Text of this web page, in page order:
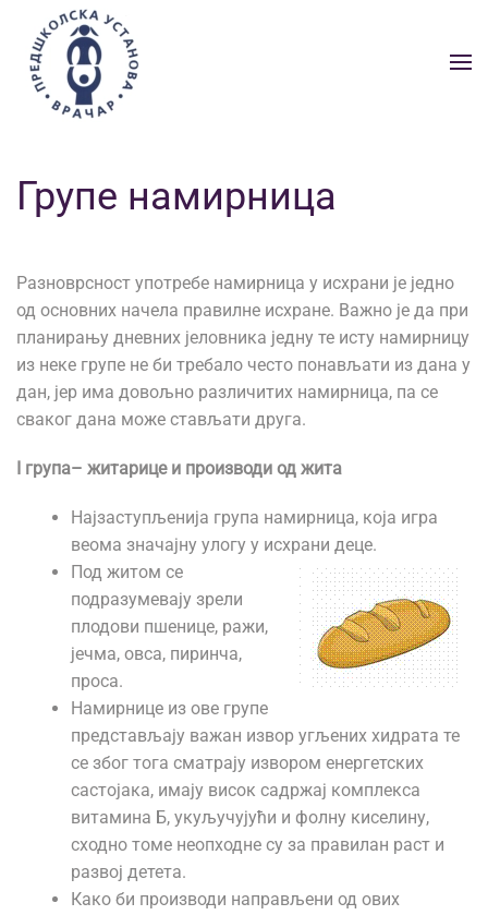
Skip to main content
Групе намирница
Разноврсност употребе намирница у исхрани је једно
од основних начела правилне исхране. Важно је да при
планирању дневних јеловника једну те исту намирницу
из неке групе не би требало често понављати из дана у
дан, јер има довољно различитих намирница, па се
сваког дана може стављати друга.
I група– житарице и производи од жита
Најзаступљенија група намирница, која игра
веома значајну улогу у исхрани деце.
Под житом се
подразумевају зрели
плодови пшенице, ражи,
јечма, овса, пиринча,
проса.
Намирнице из ове групе
представљају важан извор угљених хидрата те
се због тога сматрају извором енергетских
састојака, имају висок садржај комплекса
витамина Б, укуључујући и фолну киселину,
сходно томе неопходне су за правилан раст и
развој детета.
Како би производи направљени од ових